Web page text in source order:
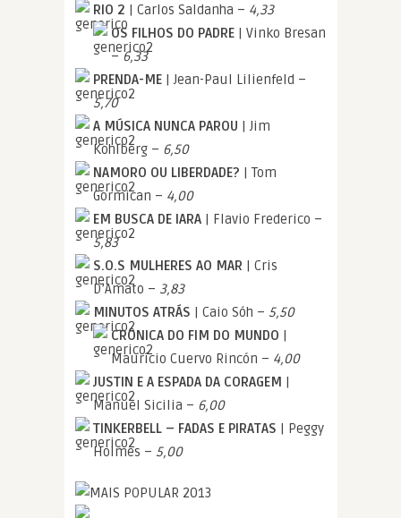
RIO 2 | Carlos Saldanha – 4,33
OS FILHOS DO PADRE | Vinko Bresan
–6,33
PRENDA-ME | Jean-Paul Lilienfeld –
5,70
A MÚSICA NUNCA PAROU | Jim
Kohlberg – 6,50
NAMORO OU LIBERDADE? | Tom
Gormican – 4,00
EM BUSCA DE IARA | Flavio Frederico –
5,83
S.O.S MULHERES AO MAR | Cris
D’Amato – 3,83
MINUTOS ATRÁS | Caio Sóh – 5,50
CRÔNICA DO FIM DO MUNDO |
Maurício Cuervo Rincón – 4,00
JUSTIN E A ESPADA DA CORAGEM |
Manuel Sicilia – 6,00
TINKERBELL – FADAS E PIRATAS | Peggy
Holmes – 5,00